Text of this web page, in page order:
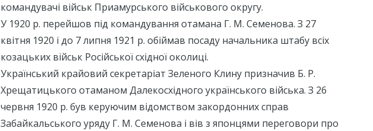
командувачі військ Приамурського військового округу.
У 1920 р. перейшов під командування отамана Г. М. Семенова. З 27
квітня 1920 і до 7 липня 1921 р. обіймав посаду начальника штабу всіх
козацьких військ Російської східної околиці.
Український крайовий секретаріат Зеленого Клину призначив Б. Р.
Хрещатицького отаманом Далекосхідного українського війська. З 26
червня 1920 р. був керуючим відомством закордонних справ
Забайкальського уряду Г. М. Семенова і вів з японцями переговори про